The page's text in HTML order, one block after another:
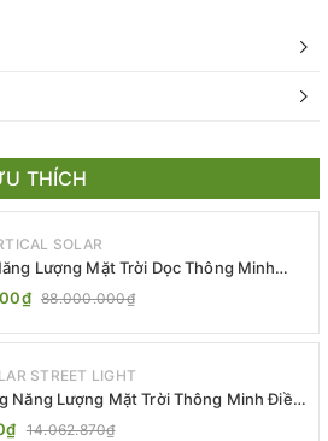
THÍCH
SOLAR
Lượng Mặt Trời Dọc Thông Minh
360 | ZALAA Jsc
88.000.000₫
STREET LIGHT
Năng Lượng Mặt Trời Thông Minh Điều
ZL-GMX01 ZALAA
14.062.870₫